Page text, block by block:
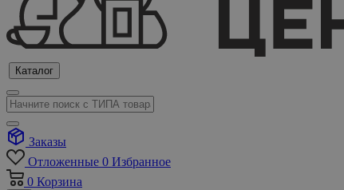
Каталог
Заказы
Отложенные 0 Избранное
0 Корзина